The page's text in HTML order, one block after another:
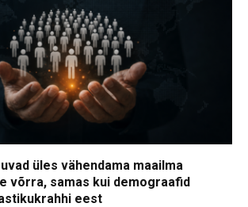
üles vähendama maailma
võrra, samas kui demograafid
eest